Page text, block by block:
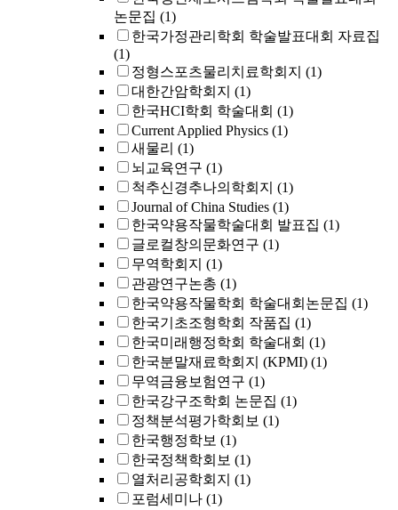
논문집 (1)
한국가정관리학회 학술발표대회 자료집
(1)
정형스포츠물리치료학회지 (1)
대한간암학회지 (1)
한국HCI학회 학술대회 (1)
Current Applied Physics (1)
새물리 (1)
뇌교육연구 (1)
척추신경추나의학회지 (1)
Journal of China Studies (1)
한국약용작물학술대회 발표집 (1)
글로컬창의문화연구 (1)
무역학회지 (1)
관광연구논총 (1)
한국약용작물학회 학술대회논문집 (1)
한국기초조형학회 작품집 (1)
한국미래행정학회 학술대회 (1)
한국분말재료학회지 (KPMI) (1)
무역금융보험연구 (1)
한국강구조학회 논문집 (1)
정책분석평가학회보 (1)
한국행정학보 (1)
한국정책학회보 (1)
열처리공학회지 (1)
포럼세미나 (1)